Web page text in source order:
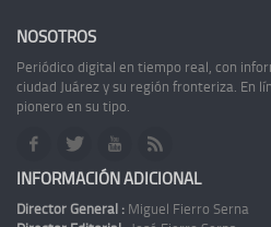
NOSOTROS
Periódico digital en tiempo real, con
ciudad Juárez y su región fronteriza. En
pionero en su tipo.
INFORMACIÓN ADICIONAL
Director General : Miguel Fierro Serna